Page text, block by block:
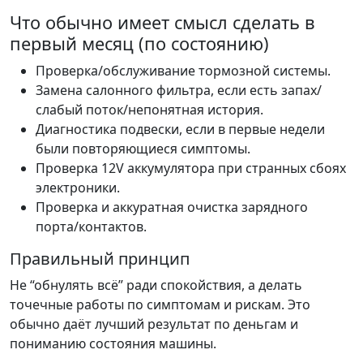
Что обычно имеет смысл сделать в
первый месяц (по состоянию)
Проверка/обслуживание тормозной системы.
Замена салонного фильтра, если есть запах/
слабый поток/непонятная история.
Диагностика подвески, если в первые недели
были повторяющиеся симптомы.
Проверка 12V аккумулятора при странных сбоях
электроники.
Проверка и аккуратная очистка зарядного
порта/контактов.
Правильный принцип
Не “обнулять всё” ради спокойствия, а делать
точечные работы по симптомам и рискам. Это
обычно даёт лучший результат по деньгам и
пониманию состояния машины.